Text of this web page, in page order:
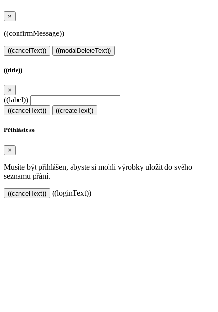
×
((confirmMessage))
((cancelText)) ((modalDeleteText))
((title))
×
((label))
((cancelText)) ((createText))
Přihlásit se
×
Musíte být přihlášen, abyste si mohli výrobky uložit do svého
seznamu přání.
((cancelText)) ((loginText))